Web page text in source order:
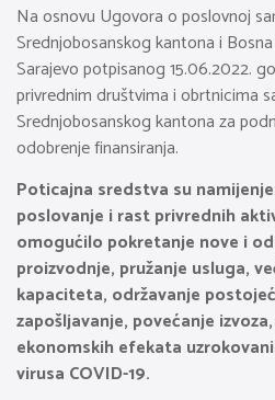
Na osnovu Ugovora o poslovnoj
Srednjobosanskog kantona i
Sarajevo potpisanog 15.06.2022.
privrednim društvima i obrtnicima
Srednjobosanskog kantona za
odobrenje finansiranja.
Poticajna sredstva su
poslovanje i rast privrednih
omogućilo pokretanje nove i
proizvodnje, pružanje usluga,
kapaciteta, održavanje
zapošljavanje, povećanje
ekonomskih efekata
virusa COVID-19.